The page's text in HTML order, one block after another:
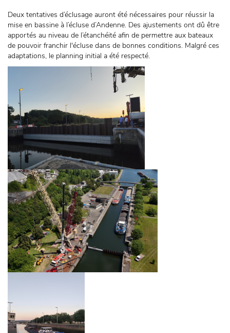
Deux tentatives d’éclusage auront été nécessaires pour réussir la
mise en bassine à l’écluse d’Andenne. Des ajustements ont dû être
apportés au niveau de l’étanchéité afin de permettre aux bateaux
de pouvoir franchir l'écluse dans de bonnes conditions. Malgré ces
adaptations, le planning initial a été respecté.